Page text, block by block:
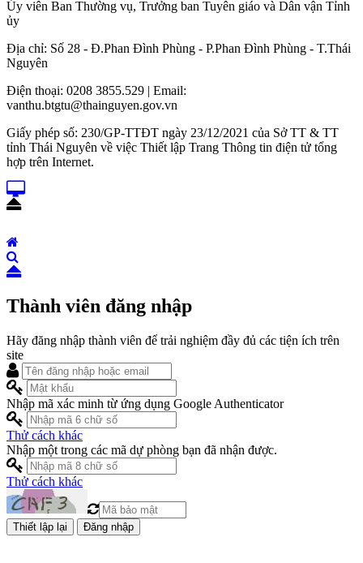
Ủy viên Ban Thường vụ, Trưởng ban Tuyên giáo và Dân vận Tỉnh
ủy
Địa chỉ: Số 28 - Đ.Phan Đình Phùng - P.Phan Đình Phùng - T.Thái
Nguyên
Điện thoại: 0208 3855.529 | Email:
vanthu.btgtu@thainguyen.gov.vn
Giấy phép số: 230/GP-TTĐT ngày 23/12/2021 của Sở TT & TT
tỉnh Thái Nguyên về việc Thiết lập Trang Thông tin điện tử tổng
hợp trên Internet.
Thành viên đăng nhập
Hãy đăng nhập thành viên để trải nghiệm đầy đủ các tiện ích trên
site
Nhập mã xác minh từ ứng dụng Google Authenticator
Thử cách khác
Nhập một trong các mã dự phòng bạn đã nhận được.
Thử cách khác
Đăng nhập